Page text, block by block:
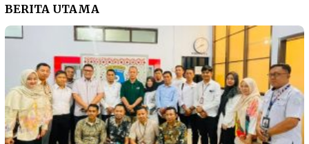
BERITA UTAMA